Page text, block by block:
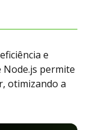
e
Node.js permite
otimizando a